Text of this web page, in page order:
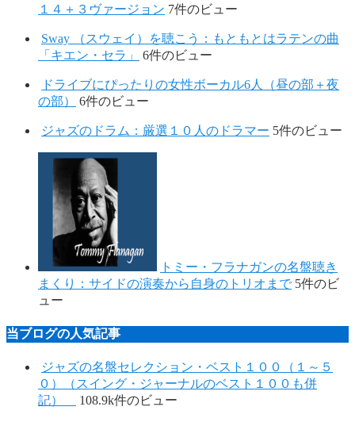
１４＋３ヴァージョン 7件のビュー
Sway （スウェイ）を聴こう：もともとはラテンの曲
「キエン・セラ」
6件のビュー
ドライブにぴったりの女性ボーカル6人（昼の部＋夜
の部）
6件のビュー
ジャズのドラム：厳選１０人のドラマー 5件のビュー
トミー・フラナガンの名盤聴き
まくり：サイドの演奏から自身のトリオまで 5件のビ
ュー
当ブログの人気記事
ジャズの名盤セレクション・ベスト１００（１～５
０）（スイング・ジャーナルのベスト１００も併
記）
108.9k件のビュー